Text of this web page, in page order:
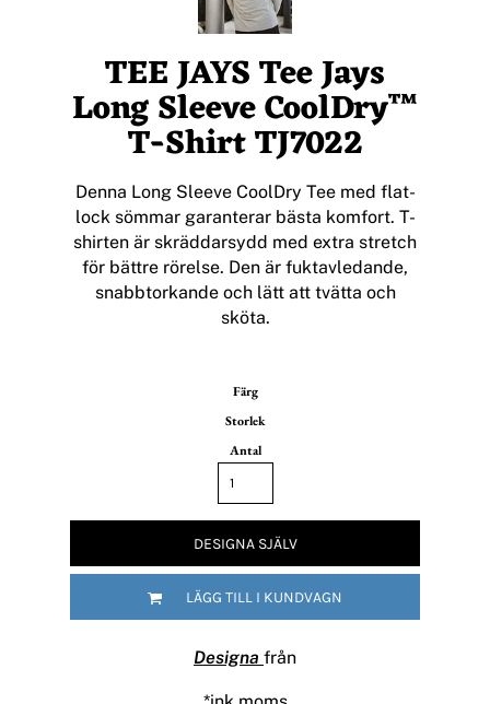
TEE JAYS Tee Jays
Long Sleeve CoolDry™
T-Shirt TJ7022
Denna Long Sleeve CoolDry Tee med flat-
lock sömmar garanterar bästa komfort. T-
shirten är skräddarsydd med extra stretch
för bättre rörelse. Den är fuktavledande,
snabbtorkande och lätt att tvätta och
sköta.
Färg
Storlek
Antal
DESIGNA SJÄLV
LÄGG TILL I KUNDVAGN
Designa från